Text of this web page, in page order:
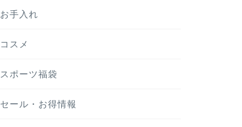
お手入れ
コスメ
スポーツ福袋
セール・お得情報